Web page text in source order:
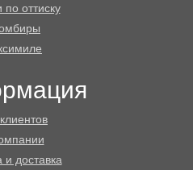
по оттиску
и доставка